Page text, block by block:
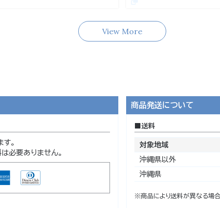
View More
。
必要ありません。
商品発送について
送料
対象地域
沖縄県以外
沖縄県
※商品により送料が異なる場合